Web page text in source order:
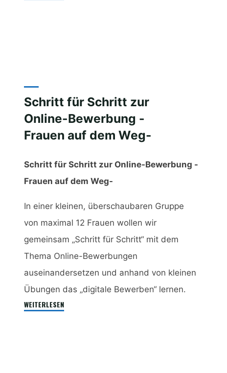
von
Bildungsträgern“
Schritt für Schritt zur
Online-Bewerbung -
Frauen auf dem Weg-
Schritt für Schritt zur Online-Bewerbung -
Frauen auf dem Weg-
In einer kleinen, überschaubaren Gruppe
von maximal 12 Frauen wollen wir
gemeinsam „Schritt für Schritt“ mit dem
Thema Online-Bewerbungen
auseinandersetzen und anhand von kleinen
Übungen das „digitale Bewerben“ lernen.
WEITERLESEN„Schritt